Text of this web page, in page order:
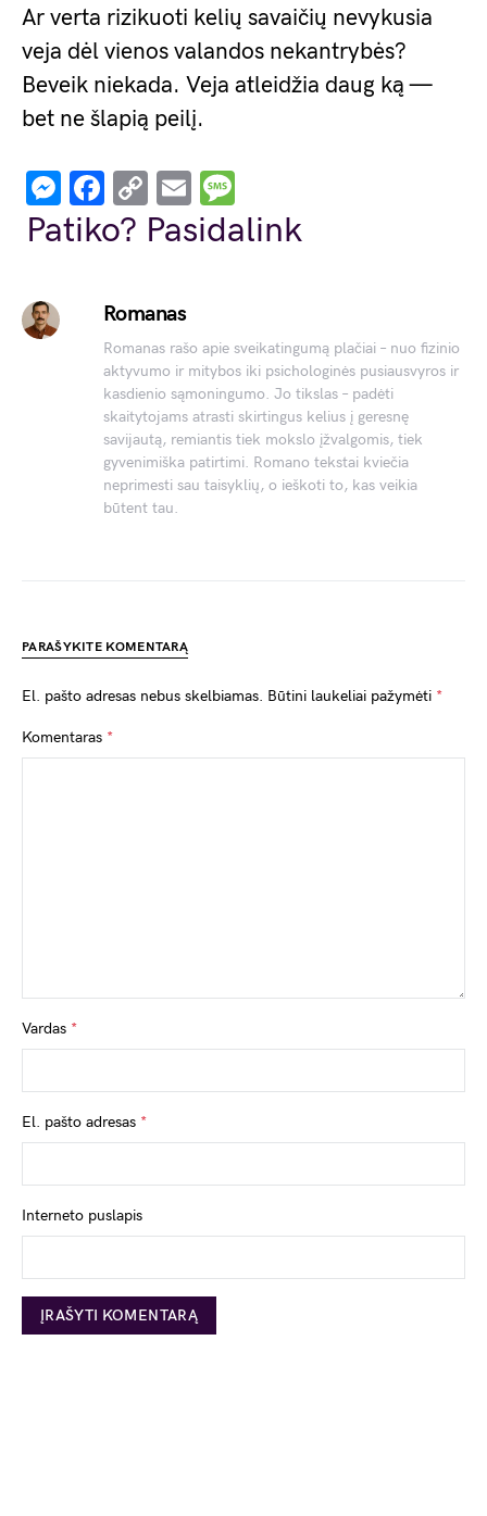
Ar verta rizikuoti kelių savaičių nevykusia
veja dėl vienos valandos nekantrybės?
Beveik niekada. Veja atleidžia daug ką —
bet ne šlapią peilį.
Messenger
Facebook
Copy
Link
Email
Patiko? Pasidalink
Romanas
Romanas rašo apie sveikatingumą plačiai – nuo fizinio
aktyvumo ir mitybos iki psichologinės pusiausvyros ir
kasdienio sąmoningumo. Jo tikslas – padėti
skaitytojams atrasti skirtingus kelius į geresnę
savijautą, remiantis tiek mokslo įžvalgomis, tiek
gyvenimiška patirtimi. Romano tekstai kviečia
neprimesti sau taisyklių, o ieškoti to, kas veikia
būtent tau.
PARAŠYKITE KOMENTARĄ
El. pašto adresas nebus skelbiamas. Būtini laukeliai pažymėti *
Komentaras *
Vardas *
El. pašto adresas *
Interneto puslapis